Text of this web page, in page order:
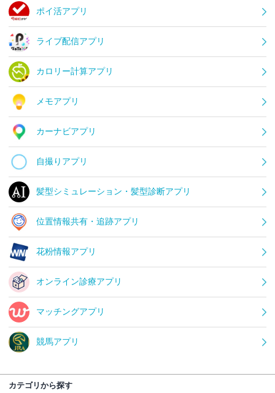
ポイ活アプリ
ライブ配信アプリ
カロリー計算アプリ
メモアプリ
カーナビアプリ
自撮りアプリ
髪型シミュレーション・髪型診断アプリ
位置情報共有・追跡アプリ
花粉情報アプリ
オンライン診療アプリ
マッチングアプリ
競馬アプリ
カテゴリから探す